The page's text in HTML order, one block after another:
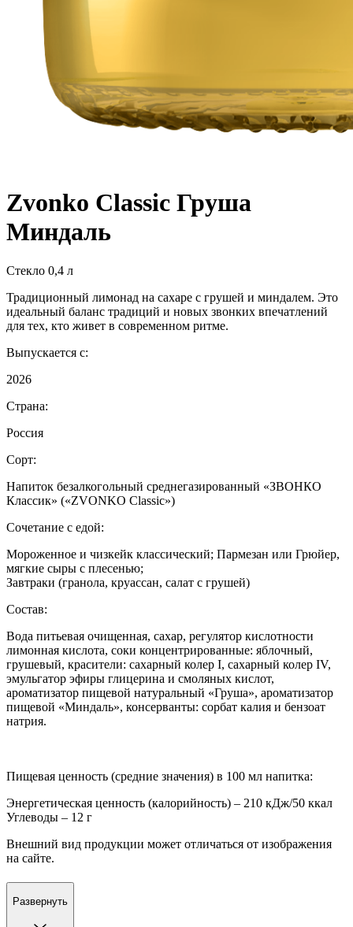
Zvonko Classic Груша
Миндаль
Стекло 0,4 л
Традиционный лимонад на сахаре с грушей и миндалем. Это
идеальный баланс традиций и новых звонких впечатлений
для тех, кто живет в современном ритме.
Выпускается с:
2026
Страна:
Россия
Сорт:
Напиток безалкогольный среднегазированный «ЗВОНКО
Классик» («ZVONKO Classic»)
Сочетание с едой:
Мороженное и чизкейк классический; Пармезан или Грюйер,
мягкие сыры с плесенью;
Завтраки (гранола, круассан, салат с грушей)
Состав:
Вода питьевая очищенная, сахар, регулятор кислотности
лимонная кислота, соки концентрированные: яблочный,
грушевый, красители: сахарный колер I, сахарный колер IV,
эмульгатор эфиры глицерина и смоляных кислот,
ароматизатор пищевой натуральный «Груша», ароматизатор
пищевой «Миндаль», консерванты: сорбат калия и бензоат
натрия.
Пищевая ценность (средние значения) в 100 мл напитка:
Энергетическая ценность (калорийность) – 210 кДж/50 ккал
Углеводы – 12 г
Внешний вид продукции может отличаться от изображения
на сайте.
Развернуть